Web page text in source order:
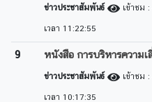
ข่าวประชาสัมพันธ์ เข้าชม :
เวลา 11:22:55
9 หนังสือ การบริหารความ
ข่าวประชาสัมพันธ์ เข้าชม :
เวลา 10:17:35